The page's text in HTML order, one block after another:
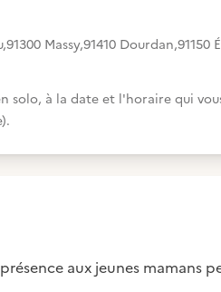
,91300 Massy,91410 Dourdan,91150
solo, à la date et l'horaire qui
aux jeunes mamans